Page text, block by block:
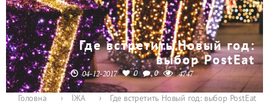
Где встретить Новый год:
выбор PostEat
04-12-2017 0 0 4747
Головна › ЇЖА › Где встретить Новый год: выбор PostEat